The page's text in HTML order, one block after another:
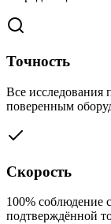
Точность
Все исследования
поверенным
Скорость
100% соблюдение
подтверждённой